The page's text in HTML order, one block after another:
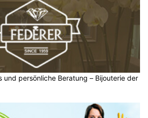
und persönliche Beratung – Bijouterie der